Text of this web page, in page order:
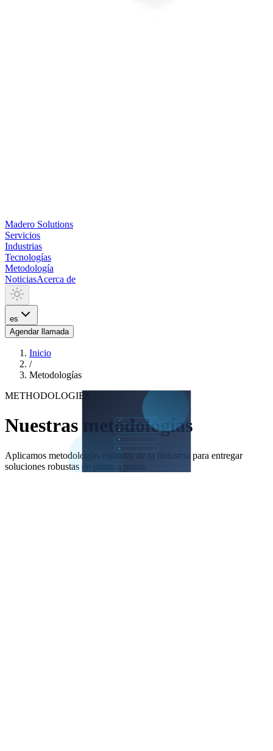
Madero Solutions
Servicios
Industrias
Tecnologías
Metodología
NoticiasAcerca de
es
Agendar llamada
Inicio
/
Metodologías
METHODOLOGIES
Nuestras metodologías
Aplicamos metodologías estándar de la industria para entregar
soluciones robustas de punta a punta.